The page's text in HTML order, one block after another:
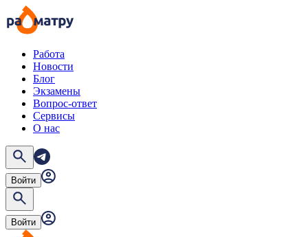
Работа
Новости
Блог
Экзамены
Вопрос-ответ
Сервисы
О нас
Войти
Войти